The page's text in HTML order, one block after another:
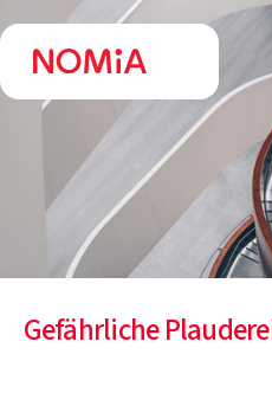
Gefährliche